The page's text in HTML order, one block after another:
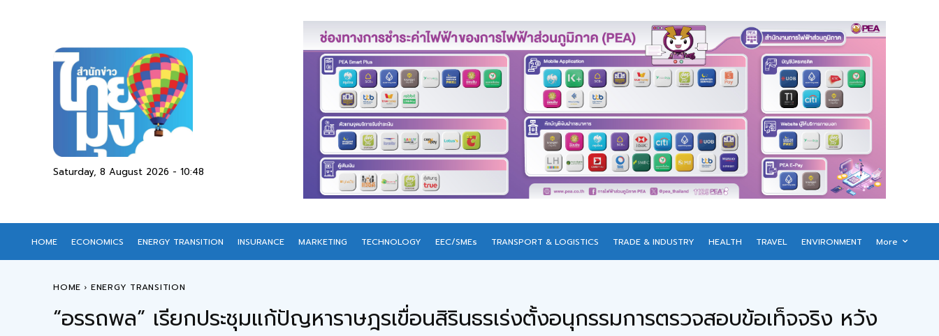
Saturday, 8 August 2026 - 10:48
HOME ECONOMICS ENERGY TRANSITION INSURANCE MARKETING TECHNOLOGY EEC/SMEs TRANSPORT & LOGISTICS TRADE & INDUSTRY HEALTH TRAVEL ENVIRONMENT More
HOME ENERGY TRANSITION
“อรรถพล” เรียกประชุมแก้ปัญหาราษฎรเขื่อนสิรินธรเร่งตั้งอนุกรรมการตรวจสอบข้อเท็จจริง หวัง